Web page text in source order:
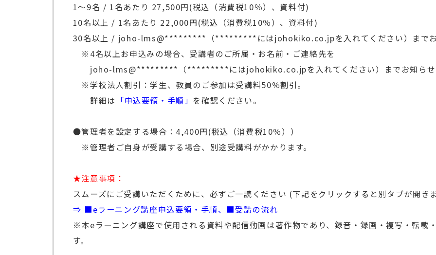
1～9名 / 1名あたり 27,500円(税込（消費税10％）、資料付)
10名以上 / 1名あたり 22,000円(税込（消費税10％）、資料付)
30名以上 / joho-lms@*********（*********にはjohokiko.co.jpを入れてください）までお
※4名以上お申込みの場合、受講者のご所属・お名前・ご連絡先を
joho-lms@*********（*********にはjohokiko.co.jpを入れてください）までお知らせ
※学校法人割引：学生、教員のご参加は受講料50％割引。
詳細は 「申込要領・手順」 を確認ください。
●管理者を設定する場合：4,400円(税込（消費税10％））
※管理者ご自身が受講する場合、別途受講料がかかります。
★注意事項：
スムーズにご受講いただくために、必ずご一読ください (下記をクリックすると別タブが開き
⇒ ■eラーニング講座申込要領・手順、■受講の流れ
※本eラーニング講座で使用される資料や配信動画は著作物であり、録音・録画・複写・転載
す。